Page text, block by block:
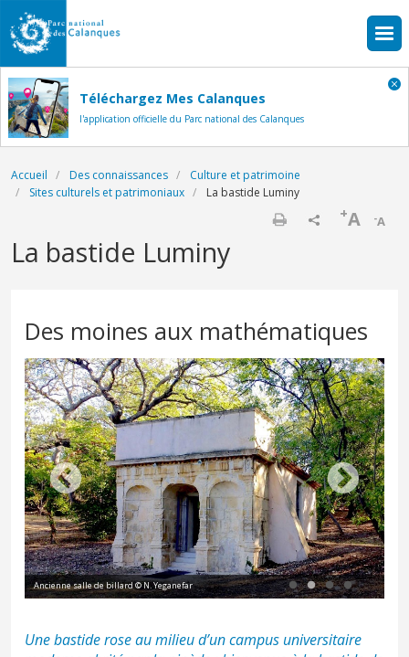
Aller au contenu principal
Téléchargez Mes Calanques
l'application officielle du Parc national des Calanques
Fil d'Ariane
Accueil Des connaissances
Culture et patrimoine
Sites culturels et patrimoniaux
La bastide Luminy
-A
+A
La bastide Luminy
Des moines aux mathématiques
Parc de la bastide de Luminy au XIXe siècle, grand bassin ©ADBdR DELTA 5741
Une bastide rose au milieu d’un campus universitaire